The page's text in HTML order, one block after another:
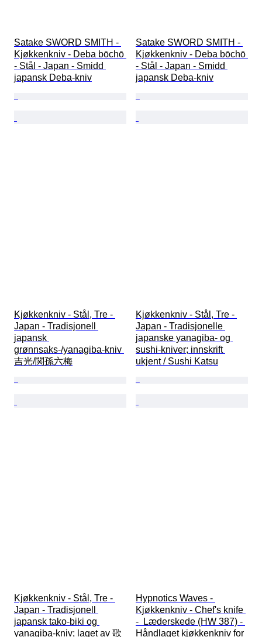
Satake SWORD SMITH -
Kjøkkenkniv - Deba bōchō
- Stål - Japan - Smidd
japansk Deba-kniv
Satake SWORD SMITH -
Kjøkkenkniv - Deba bōchō
- Stål - Japan - Smidd
japansk Deba-kniv
Kjøkkenkniv - Stål, Tre -
Japan - Tradisjonell
japansk
grønnsaks-/yanagiba-kniv
吉光/関孫六梅
Kjøkkenkniv - Stål, Tre -
Japan - Tradisjonelle
japanske yanagiba- og
sushi-kniver; innskrift
ukjent / Sushi Katsu
Kjøkkenkniv - Stål, Tre -
Japan - Tradisjonell
japansk tako-biki og
yanagiba-kniv; laget av 歌
Hypnotics Waves -
Kjøkkenkniv - Chef's knife
-  Læderskede (HW 387) -
Håndlaget kjøkkenkniv for